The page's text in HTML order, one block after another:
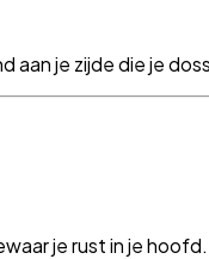
aan je zijde die je
je rust in je hoofd.